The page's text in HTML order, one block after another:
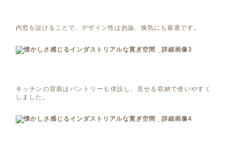
内窓を設けることで、デザイン性は勿論、換気にも最適です。
キッチンの背面はパントリーも併設し、見せる収納で使いやすく
しました。